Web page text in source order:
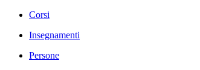
Corsi
Insegnamenti
Persone